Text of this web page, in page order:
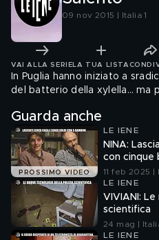
09 nov 2015 | Italia 1
VAI ALLA SERIE LA TUA LISTA
In Puglia hanno iniziato a
del batterio della xylella… ma
Guarda anche
PROSSIMO VIDEO
LE IENE
NINA:
con cinque
11 feb 2025 |
LE IENE
VIVIANI:
scientifica
24 mag |
LE IENE